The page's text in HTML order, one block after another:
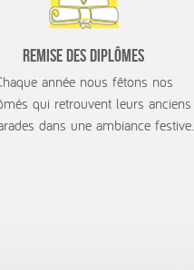
Remise des Diplômes
année nous fêtons nos
qui retrouvent leurs anciens
dans une ambiance festive.